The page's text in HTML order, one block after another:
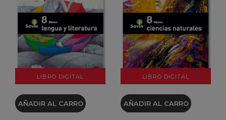
LIBRO DIGITAL
VER DETALLES
AÑADIR AL CARRO
LIBRO DIGITAL
VER DETALLES
AÑADIR AL CARRO